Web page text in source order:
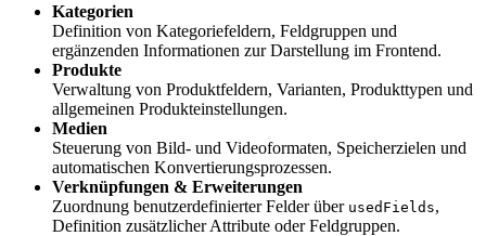
Kategorien
Definition von Kategoriefeldern, Feldgruppen und
ergänzenden Informationen zur Darstellung im Frontend.
Produkte
Verwaltung von Produktfeldern, Varianten, Produkttypen und
allgemeinen Produkteinstellungen.
Medien
Steuerung von Bild- und Videoformaten, Speicherzielen und
automatischen Konvertierungsprozessen.
Verknüpfungen & Erweiterungen
Zuordnung benutzerdefinierter Felder über usedFields,
Definition zusätzlicher Attribute oder Feldgruppen.